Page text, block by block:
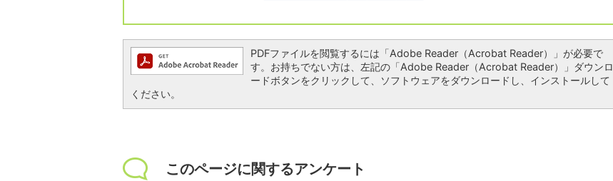
PDFファイルを閲覧するには「Adobe Reader（Acrobat Reader）」が必要で
す。お持ちでない方は、左記の「Adobe Reader（Acrobat Reader）」ダウンロ
ードボタンをクリックして、ソフトウェアをダウンロードし、インストールして
ください。
このページに関するアンケート